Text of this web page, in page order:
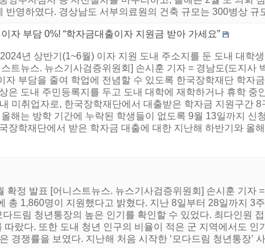
반영하였다. 경상남도 서부의료원의 건축 규모는 300병상 규
자 부담 0%! “학자금대출이자 지원금 받아 가세요”
년 상반기(1~6월) 이자 지원 도내 주소지를 둔 도내 대학
트뉴스. 뉴스기사검증위원회] 손시훈 기자 = 경남도(도지사
자 부담을 줄여 학업에 전념할 수 있도록 한국장학재단 학자금
은 도내 주민등록지를 두고 도내 대학에 재학하거나 휴학 중
미취업자로, 한국장학재단에서 대출받은 학자금 지원구간 8
해는 방학 기간에 누락된 학생들이 없도록 9월 13일까지 신
장학재단에서 받은 학자금 대출에 대한 지난해 하반기와 올
정 발표 [어니스트뉴스. 뉴스기사검증위원회] 손시훈 기자
총 1,860명이 지원했다고 밝혔다. 지난 8일부터 28일까지 3
드림 청년통장의 높은 인기를 확인할 수 있었다. 최다인원
랐다. 또한 도내 청년 인구의 비율이 적은 군 지역에서도 인
경쟁률을 보였다. 지난해 처음 시작한 ‘모다드림 청년통장’